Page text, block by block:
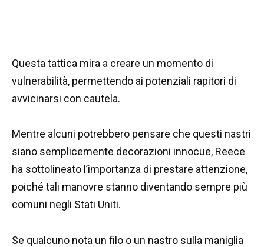
Questa tattica mira a creare un momento di
vulnerabilità, permettendo ai potenziali rapitori di
avvicinarsi con cautela.
Mentre alcuni potrebbero pensare che questi nastri
siano semplicemente decorazioni innocue, Reece
ha sottolineato l’importanza di prestare attenzione,
poiché tali manovre stanno diventando sempre più
comuni negli Stati Uniti.
Se qualcuno nota un filo o un nastro sulla maniglia